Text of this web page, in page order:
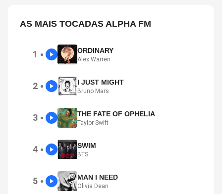
AS MAIS TOCADAS ALPHA FM
1 ● ORDINARY
Alex Warren
2 ● I JUST MIGHT
Bruno Mars
3 ● THE FATE OF OPHELIA
Taylor Swift
4 ● SWIM
BTS
5 ● MAN I NEED
Olivia Dean